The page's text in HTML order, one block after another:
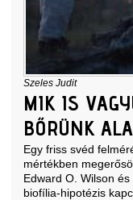
Szeles Judit
MIK IS
BŐRÜNK
Egy friss svéd
mértékben
Edward O. Wilson
biofília-hipotézis